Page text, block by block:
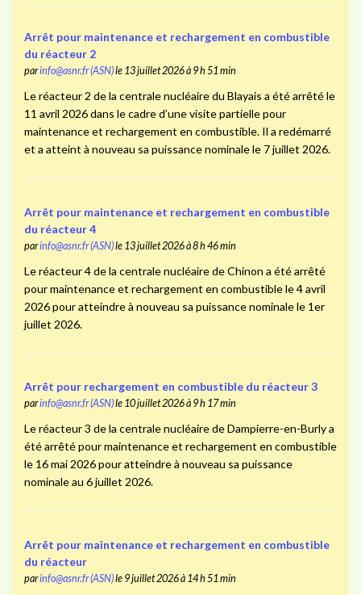
Arrêt pour maintenance et rechargement en combustible
du réacteur 2
parinfo@asnr.fr (ASN)le 13 juillet 2026 à 9 h 51 min
Le réacteur 2 de la centrale nucléaire du Blayais a été arrêté le
11 avril 2026 dans le cadre d’une visite partielle pour
maintenance et rechargement en combustible. Il a redémarré
et a atteint à nouveau sa puissance nominale le 7 juillet 2026.
Arrêt pour maintenance et rechargement en combustible
du réacteur 4
parinfo@asnr.fr (ASN)le 13 juillet 2026 à 8 h 46 min
Le réacteur 4 de la centrale nucléaire de Chinon a été arrêté
pour maintenance et rechargement en combustible le 4 avril
2026 pour atteindre à nouveau sa puissance nominale le 1er
juillet 2026.
Arrêt pour rechargement en combustible du réacteur 3
parinfo@asnr.fr (ASN)le 10 juillet 2026 à 9 h 17 min
Le réacteur 3 de la centrale nucléaire de Dampierre-en-Burly a
été arrêté pour maintenance et rechargement en combustible
le 16 mai 2026 pour atteindre à nouveau sa puissance
nominale au 6 juillet 2026.
Arrêt pour maintenance et rechargement en combustible
du réacteur
parinfo@asnr.fr (ASN)le 9 juillet 2026 à 14 h 51 min